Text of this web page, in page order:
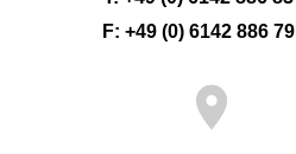
F: +49 (0) 6142 886